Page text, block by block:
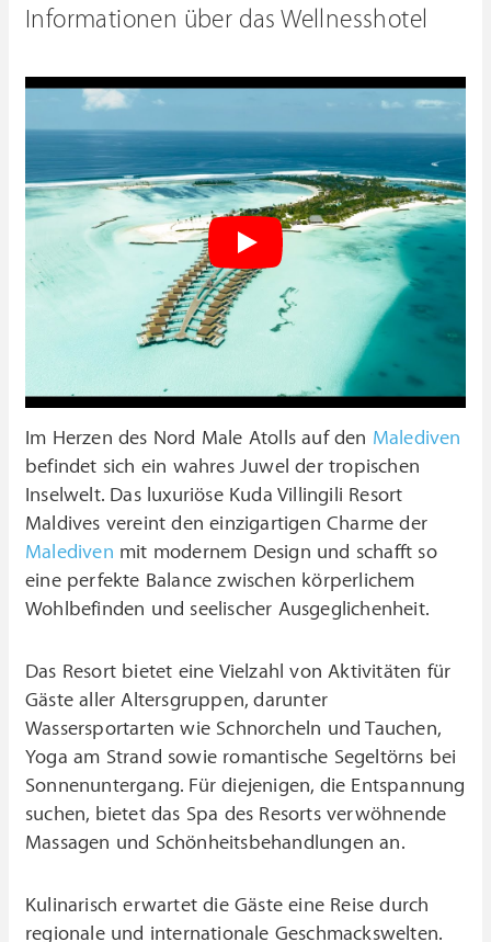
Informationen über das Wellnesshotel
Im Herzen des Nord Male Atolls auf den Malediven
befindet sich ein wahres Juwel der tropischen
Inselwelt. Das luxuriöse Kuda Villingili Resort
Maldives vereint den einzigartigen Charme der
Malediven mit modernem Design und schafft so
eine perfekte Balance zwischen körperlichem
Wohlbefinden und seelischer Ausgeglichenheit.
Das Resort bietet eine Vielzahl von Aktivitäten für
Gäste aller Altersgruppen, darunter
Wassersportarten wie Schnorcheln und Tauchen,
Yoga am Strand sowie romantische Segeltörns bei
Sonnenuntergang. Für diejenigen, die Entspannung
suchen, bietet das Spa des Resorts verwöhnende
Massagen und Schönheitsbehandlungen an.
Kulinarisch erwartet die Gäste eine Reise durch
regionale und internationale Geschmackswelten.